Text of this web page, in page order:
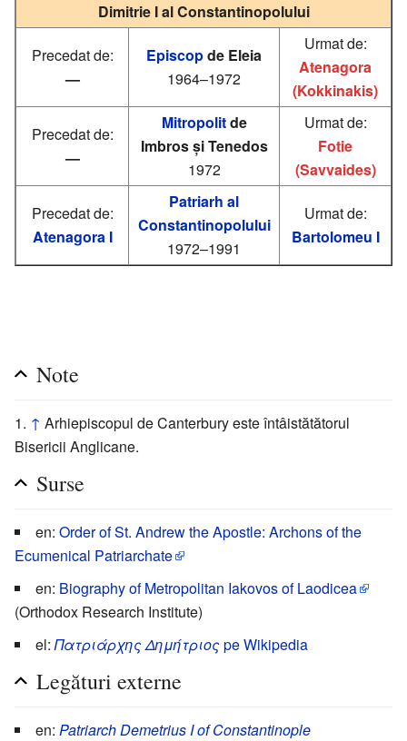
Dimitrie I al Constantinopolului
Precedat de:
—
Episcopde Eleia
1964–1972
Urmat de:
Atenagora
(Kokkinakis)
Precedat de:
—
Mitropolitde
Imbros și Tenedos
1972
Urmat de:
Fotie
(Savvaides)
Precedat de:
Atenagora I
Patriarh al
Constantinopolului
1972–1991
Urmat de:
Bartolomeu I
Note
↑ Arhiepiscopul de Canterbury este întâistătătorul
Bisericii Anglicane.
Surse
en: Order of St. Andrew the Apostle: Archons of the
Ecumenical Patriarchate
en: Biography of Metropolitan Iakovos of Laodicea
(Orthodox Research Institute)
el:Πατριάρχης Δημήτριοςpe Wikipedia
Legături externe
en: Patriarch Demetrius I of Constantinople